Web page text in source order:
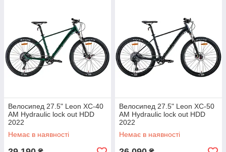
Велосипед 27.5" Leon XC-40
AM Hydraulic lock out HDD
2022
Немає в наявності
Велосипед 27.5" Leon XC-50
AM Hydraulic lock out HDD
2022
Немає в наявності